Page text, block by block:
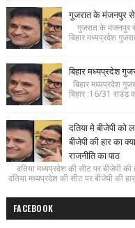
गुजरात के मंजनपुर से
गुजरात के मंजनपुर से
बिहार मध्यप्रदेश
बिहार मध्यप्रदेश
बिहार मध्यप्रदेश
बिहार :16/31
दतिया मे बीजेपी को
बीजेपी की हार का
राजनीति का पाठ
दतिया मध्यप्रदेश की सीट पर बीजेपी की
दतिया मध्यप्रदेश की सीट पर बीजेपी की
FACEBOOK